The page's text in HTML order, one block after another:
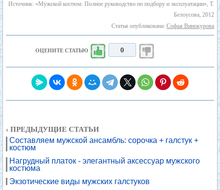
Источник: «Мужской костюм: Полное руководство по подбору и эксплуатации», Т.
Белоусова, 2012
Статья опубликована: Софья Винокурова
ОЦЕНИТЕ СТАТЬЮ 0
‹ ПРЕДЫДУЩИЕ СТАТЬИ
Составляем мужской ансамбль: сорочка + галстук +
костюм
Нагрудный платок - элегантный аксессуар мужского
костюма
Экзотические виды мужских галстуков